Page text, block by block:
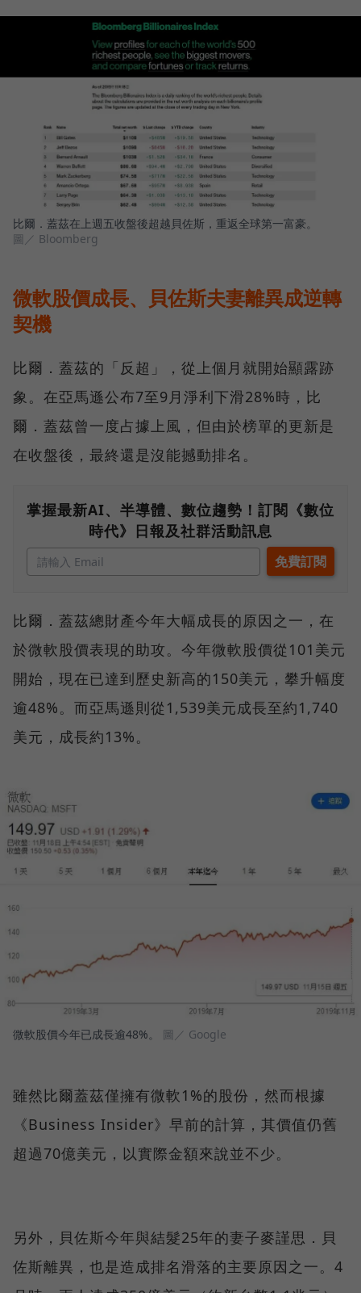
比爾．蓋茲在上週五收盤後超越貝佐斯，重返全球第一富豪。
圖／ Bloomberg
微軟股價成長、貝佐斯夫妻離異成逆轉
契機
比爾．蓋茲的「反超」，從上個月就開始顯露跡
象。在亞馬遜公布7至9月淨利下滑28%時，比
爾．蓋茲曾一度占據上風，但由於榜單的更新是
在收盤後，最終還是沒能撼動排名。
掌握最新AI、半導體、數位趨勢！訂閱《數位
時代》日報及社群活動訊息
比爾．蓋茲總財產今年大幅成長的原因之一，在
於微軟股價表現的助攻。今年微軟股價從101美元
開始，現在已達到歷史新高的150美元，攀升幅度
逾48%。而亞馬遜則從1,539美元成長至約1,740
美元，成長約13%。
微軟股價今年已成長逾48%。 圖／ Google
雖然比爾蓋茲僅擁有微軟1%的股份，然而根據
《Business Insider》早前的計算，其價值仍舊
超過70億美元，以實際金額來說並不少。
另外，貝佐斯今年與結髮25年的妻子麥謹思．貝
佐斯離異，也是造成排名滑落的主要原因之一。4